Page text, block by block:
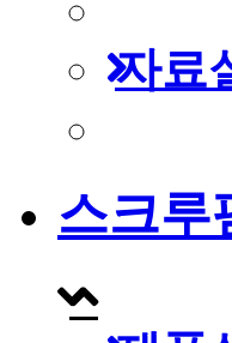
자료
스크루